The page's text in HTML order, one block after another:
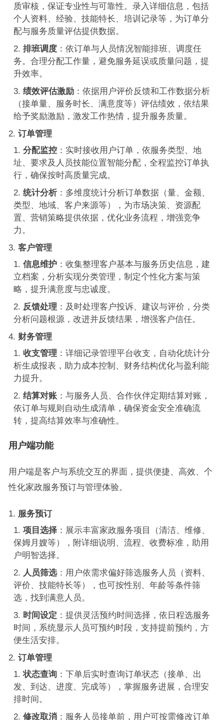
质审核，保证专业性与可靠性。录入详细信息，包括
个人资料、经验、技能特长、培训记录等，为订单分
配与服务质量评估提供数据。
排班调度：依订单与人员情况智能排班、调度任
务。合理分配工作量，避免服务延误或质量问题，提
升效率。
绩效评估激励：依据用户评价反馈和工作数据分析
（接单量、服务时长、满意度等）评估绩效，依结果
给予奖励激励，激发工作热情，提升服务质量。
订单管理
分配监控：实时接收用户订单，依服务类型、地
址、要求及人员技能位置智能分配，全程监控订单执
行，确保按时高质量完成。
统计分析：多维度统计分析订单数据（量、金额、
类型、地域、客户来源等），为市场决策、资源配
置、营销策略提供依据，优化业务流程，增强竞争
力。
客户管理
信息维护：收集整理客户基本与服务历史信息，建
立档案，分析实现分类管理，制定个性化方案与策
略，提升满意度与忠诚度。
反馈处理 ：及时处理客户投诉、建议与评价，分类
分析问题根源，改进并反馈结果，增强客户信任。
财务管理
收支管理 ：详细记录管理平台收支，自动化统计分
析生成报表，助力成本控制、财务结构优化与盈利能
力提升。
结算对账：与服务人员、合作伙伴定期结算对账，
依订单与规则自动生成清单，确保资金安全准确流
转，提高结算效率与准确性。
用户端功能
用户端是客户与系统交互的界面，提供便捷、高效、个
性化家政服务预订与管理体验。
服务预订
项目选择：展示丰富家政服务项目（清洁、维修、
保姆月嫂等），附详细说明、流程、收费标准，助用
户明智选择。
人员筛选：用户依需求偏好筛选服务人员（资料、
评价、技能特长等），也可按性别、年龄等条件筛
选，找到满意人员。
时间设定 ：提供灵活预约时间选择，依日程选服务
时间，系统显示人员可预约时段，支持提前预约，方
便生活安排。
订单管理
状态查询：下单后实时查询订单状态（接单、出
发、到达、进度、完成等），掌握服务进展，合理安
排时间。
修改取消：服务人员接单前，用户可按需修改订单